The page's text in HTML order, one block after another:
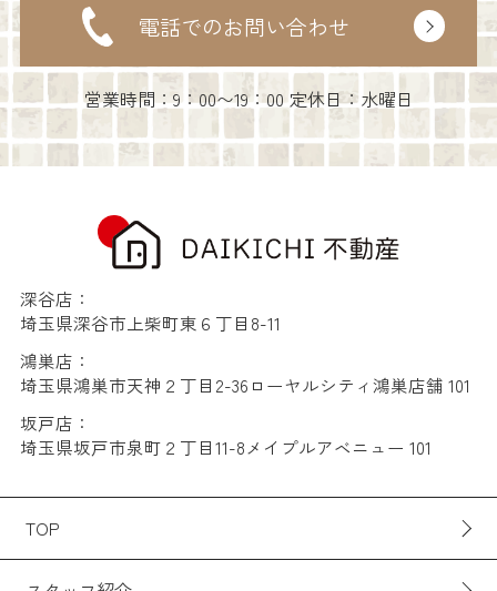
川越市立中央小学校
川越市立川越第一中学校
川越市大袋新田 中古戸建
電話でのお問い合わせ
営業時間：9：00〜19：00 定休日：水曜日
深谷店：
埼玉県深谷市上柴町東６丁目8-11
鴻巣店：
埼玉県鴻巣市天神２丁目2-36ローヤルシティ鴻巣店舗 101
坂戸店：
埼玉県坂戸市泉町２丁目11-8メイプルアベニュー 101
TOP